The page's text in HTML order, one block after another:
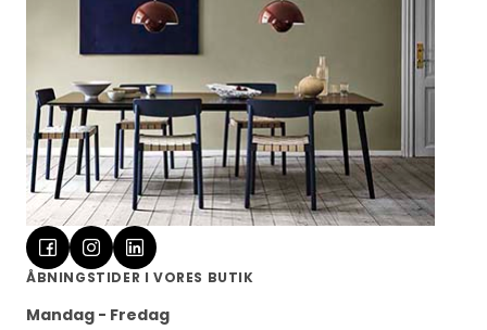
ÅBNINGSTIDER I VORES BUTIK
Mandag - Fredag